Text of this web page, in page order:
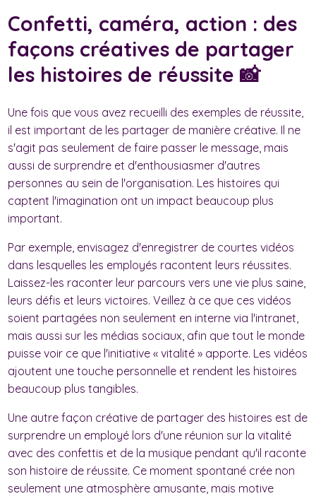
Confetti, caméra, action : des
façons créatives de partager
les histoires de réussite 📸
Une fois que vous avez recueilli des exemples de réussite,
il est important de les partager de manière créative. Il ne
s'agit pas seulement de faire passer le message, mais
aussi de surprendre et d'enthousiasmer d'autres
personnes au sein de l'organisation. Les histoires qui
captent l'imagination ont un impact beaucoup plus
important.
Par exemple, envisagez d'enregistrer de courtes vidéos
dans lesquelles les employés racontent leurs réussites.
Laissez-les raconter leur parcours vers une vie plus saine,
leurs défis et leurs victoires. Veillez à ce que ces vidéos
soient partagées non seulement en interne via l'intranet,
mais aussi sur les médias sociaux, afin que tout le monde
puisse voir ce que l'initiative « vitalité » apporte. Les vidéos
ajoutent une touche personnelle et rendent les histoires
beaucoup plus tangibles.
Une autre façon créative de partager des histoires est de
surprendre un employé lors d'une réunion sur la vitalité
avec des confettis et de la musique pendant qu'il raconte
son histoire de réussite. Ce moment spontané crée non
seulement une atmosphère amusante, mais motive